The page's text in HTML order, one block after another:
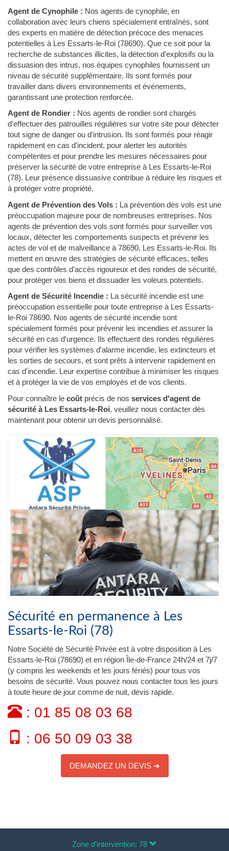
Agent de Cynophile : Nos agents de cynophile, en
collaboration avec leurs chiens spécialement entraînés, sont
des experts en matière de détection précoce des menaces
potentielles à Les Essarts-le-Roi (78690). Que ce soit pour la
recherche de substances illicites, la détection d'explosifs ou la
dissuasion des intrus, nos équipes cynophiles fournissent un
niveau de sécurité supplémentaire. Ils sont formés pour
travailler dans divers environnements et événements,
garantissant une protection renforcée.
Agent de Rondier : Nos agents de rondier sont chargés
d'effectuer des patrouilles régulières sur votre site pour détecter
tout signe de danger ou d'intrusion. Ils sont formés pour réagir
rapidement en cas d'incident, pour alerter les autorités
compétentes et pour prendre les mesures nécessaires pour
préserver la sécurité de votre entreprise à Les Essarts-le-Roi
(78). Leur présence dissuasive contribue à réduire les risques et
à protéger votre propriété.
Agent de Prévention des Vols : La prévention des vols est une
préoccupation majeure pour de nombreuses entreprises. Nos
agents de prévention des vols sont formés pour surveiller vos
locaux, détecter les comportements suspects et prévenir les
actes de vol et de malveillance à 78690, Les Essarts-le-Roi. Ils
mettent en œuvre des stratégies de sécurité efficaces, telles
que des contrôles d'accès rigoureux et des rondes de sécurité,
pour protéger vos biens et dissuader les voleurs potentiels.
Agent de Sécurité Incendie : La sécurité incendie est une
préoccupation essentielle pour toute entreprise à Les Essarts-
le-Roi 78690. Nos agents de sécurité incendie sont
spécialement formés pour prévenir les incendies et assurer la
sécurité en cas d'urgence. Ils effectuent des rondes régulières
pour vérifier les systèmes d'alarme incendie, les extincteurs et
les sorties de secours, et sont prêts à intervenir rapidement en
cas d'incendie. Leur expertise contribue à minimiser les risques
et à protéger la vie de vos employés et de vos clients.
Pour connaître le coût précis de nos services d'agent de
sécurité à Les Essarts-le-Roi, veuillez nous contacter dès
maintenant pour obtenir un devis personnalisé.
Sécurité en permanence à Les
Essarts-le-Roi (78)
Notre Société de Sécurité Privée est à votre disposition à Les
Essarts-le-Roi (78690) et en région Île-de-France 24h/24 et 7j/7
(y compris les weekends et les jours fériés) pour tous vos
besoins de sécurité. Vous pouvez nous contacter tous les jours
à toute heure de jour comme de nuit, devis rapide.
: 01 85 08 03 68
: 06 50 09 03 38
DEMANDEZ UN DEVIS ➔
Zone d'intervention: 78